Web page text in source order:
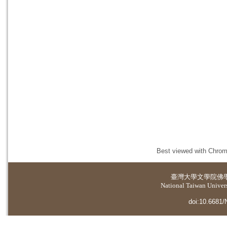
Best viewed with
臺灣大學文學院佛
National Taiwan
doi:10.6681/